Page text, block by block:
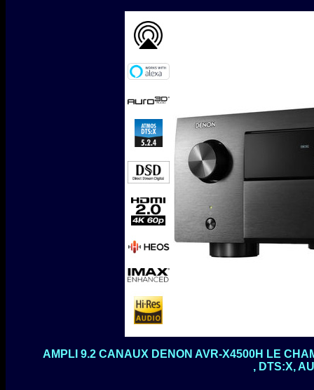
AMPLI 9.2 CANAUX DENON AVR-X4500H LE
, DTS:X,